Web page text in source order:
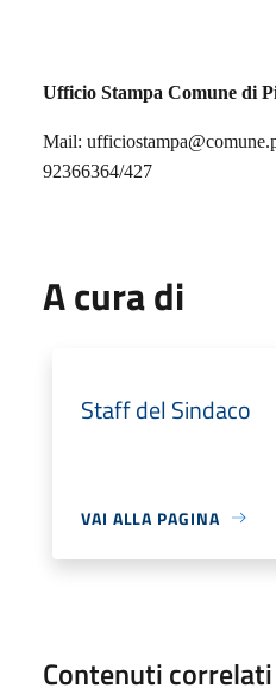
Ufficio Stampa Comune di
Mail:
92366364/427
A cura di
Staff del Sindaco
VAI ALLA PAGINA
Contenuti correlati